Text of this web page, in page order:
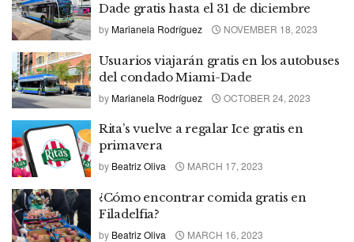
Dade gratis hasta el 31 de diciembre
byMarianela Rodríguez NOVEMBER 18, 2023
Usuarios viajarán gratis en los autobuses
del condado Miami-Dade
byMarianela Rodríguez OCTOBER 24, 2023
Rita’s vuelve a regalar Ice gratis en
primavera
by Beatriz Oliva MARCH 17, 2023
¿Cómo encontrar comida gratis en
Filadelfia?
by Beatriz Oliva MARCH 16, 2023